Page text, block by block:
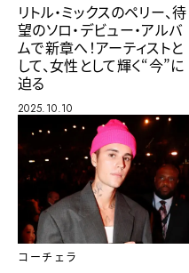
リトル・ミックスのペリー、待
望のソロ・デビュー・アルバ
ムで新章へ！アーティストと
して、女性として輝く“今”に
迫る
2025.10.10
コーチェラ